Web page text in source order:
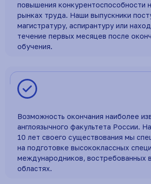
повышения конкурентоспособности
рынках труда. Наши выпускники
магистратуру, аспирантуру или
течение первых месяцев после
обучения.
Возможность окончания наиболее
англоязычного факультета России.
10 лет своего существования мы
на подготовке высококлассных
международников, востребованных
областях.